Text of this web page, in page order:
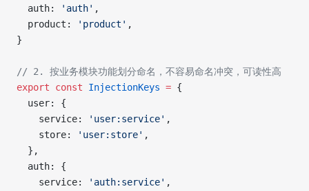
  auth:
'auth' ,
  product:
'product' ,
}
// 2. 按业务模块功能划分命名，不容易命名冲突，可读性高
export const InjectionKeys = {
  user: {
    service:
'user:service' ,
    store:
'user:store' ,
  },
  auth: {
    service:
'auth:service' ,